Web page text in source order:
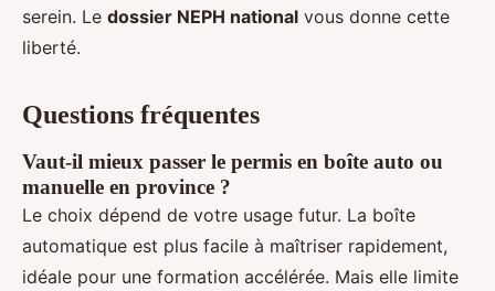
serein. Le dossier NEPH national vous donne cette
liberté.
Questions fréquentes
Vaut-il mieux passer le permis en boîte auto ou
manuelle en province ?
Le choix dépend de votre usage futur. La boîte
automatique est plus facile à maîtriser rapidement,
idéale pour une formation accélérée. Mais elle limite